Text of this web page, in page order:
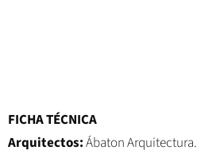
FICHA TÉCNICA
Arquitectos:Ábaton Arquitectura.